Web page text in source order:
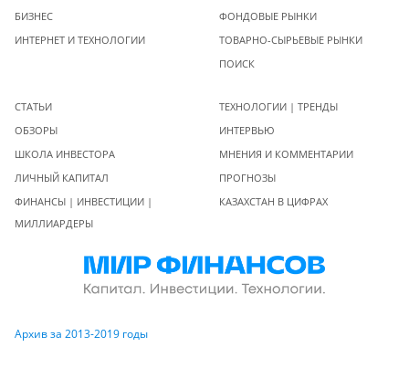
БИЗНЕС
ИНТЕРНЕТ И ТЕХНОЛОГИИ
ФОНДОВЫЕ РЫНКИ
ТОВАРНО-СЫРЬЕВЫЕ РЫНКИ
ПОИСК
СТАТЬИ
ОБЗОРЫ
ШКОЛА ИНВЕСТОРА
ЛИЧНЫЙ КАПИТАЛ
ФИНАНСЫ | ИНВЕСТИЦИИ |
МИЛЛИАРДЕРЫ
ТЕХНОЛОГИИ | ТРЕНДЫ
ИНТЕРВЬЮ
МНЕНИЯ И КОММЕНТАРИИ
ПРОГНОЗЫ
КАЗАХСТАН В ЦИФРАХ
Архив за 2013-2019 годы